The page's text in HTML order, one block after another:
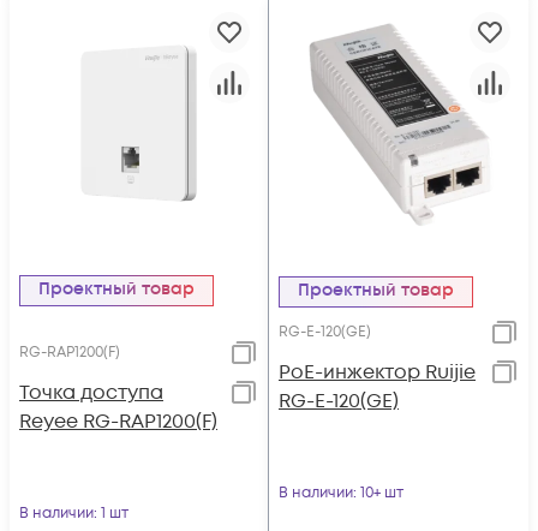
Проектный товар
RG-RAP1200(F)
Точка доступа
Reyee RG-RAP1200(F)
В наличии: 1 шт
Проектный товар
RG-E-120(GE)
PoE-инжектор Ruijie
RG-E-120(GE)
В наличии: 10+ шт